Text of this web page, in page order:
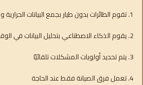
تقوم الطائرات بدون طيار بجمع البيانات الحرارية
يقوم الذكاء الاصطناعي بتحليل البيانات في
يتم تحديد أولويات المشكلات تلقائيًا
تعمل فرق الصيانة فقط عند الحاجة